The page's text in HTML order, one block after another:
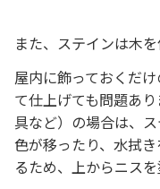
また、ステインは木
屋内に飾っておくだ
て仕上げても問題あ
具など）の場合は、
色が移ったり、水拭
るため、上からニス